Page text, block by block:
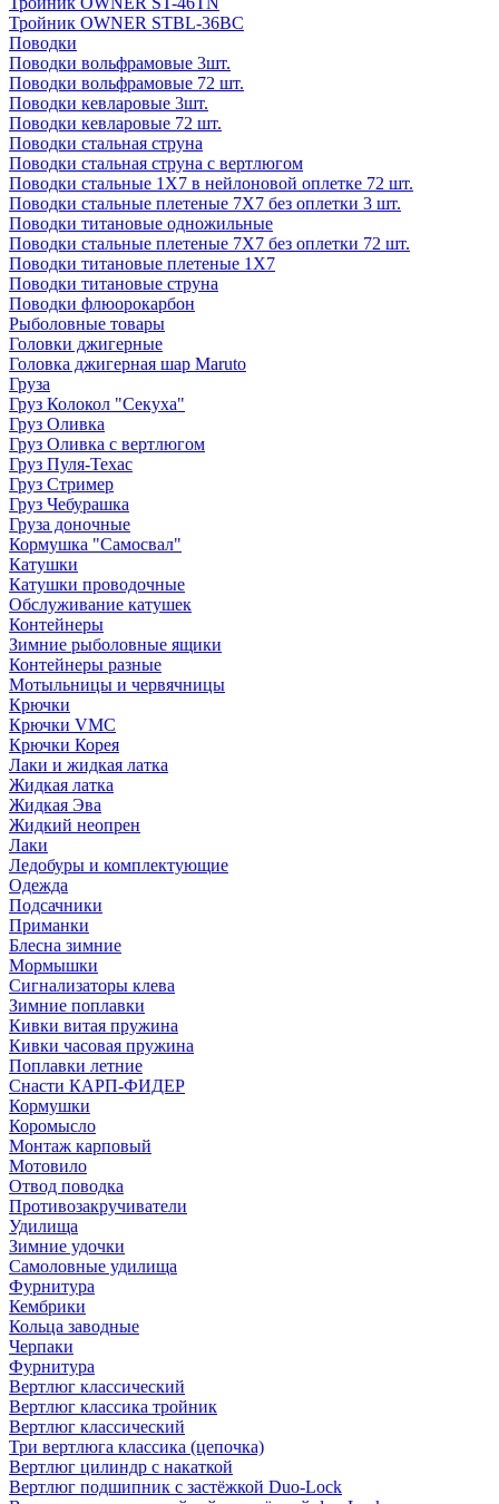
Тройник OWNER STBL-36BC
Поводки
Поводки вольфрамовые 3шт.
Поводки вольфрамовые 72 шт.
Поводки кевларовые 3шт.
Поводки кевларовые 72 шт.
Поводки стальная струна
Поводки стальная струна с вертлюгом
Поводки стальные 1X7 в нейлоновой оплетке 72 шт.
Поводки стальные плетеные 7X7 без оплетки 3 шт.
Поводки титановые одножильные
Поводки стальные плетеные 7X7 без оплетки 72 шт.
Поводки титановые плетеные 1X7
Поводки титановые струна
Поводки флюорокарбон
Рыболовные товары
Головки джигерные
Головка джигерная шар Maruto
Груза
Груз Колокол "Секуха"
Груз Оливка
Груз Оливка с вертлюгом
Груз Пуля-Техас
Груз Стример
Груз Чебурашка
Груза доночные
Кормушка "Самосвал"
Катушки
Катушки проводочные
Обслуживание катушек
Контейнеры
Зимние рыболовные ящики
Контейнеры разные
Мотыльницы и червячницы
Крючки
Крючки VMC
Крючки Корея
Лаки и жидкая латка
Жидкая латка
Жидкая Эва
Жидкий неопрен
Лаки
Ледобуры и комплектующие
Одежда
Подсачники
Приманки
Блесна зимние
Мормышки
Сигнализаторы клева
Зимние поплавки
Кивки витая пружина
Кивки часовая пружина
Поплавки летние
Снасти КАРП-ФИДЕР
Кормушки
Коромысло
Монтаж карповый
Мотовило
Отвод поводка
Противозакручиватели
Удилища
Зимние удочки
Самоловные удилища
Фурнитура
Кембрики
Кольца заводные
Черпаки
Фурнитура
Вертлюг классический
Вертлюг классика тройник
Вертлюг классический
Три вертлюга классика (цепочка)
Вертлюг цилиндр с накаткой
Вертлюг подшипник с застёжкой Duo-Lock